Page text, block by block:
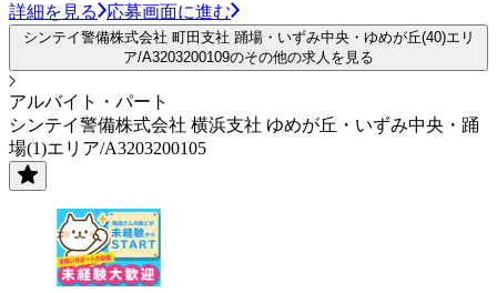
詳細を見る 応募画面に進む
シンテイ警備株式会社 町田支社 踊場・いずみ中央・ゆめが丘(40)エリ
ア/A3203200109のその他の求人を見る
アルバイト・パート
シンテイ警備株式会社 横浜支社 ゆめが丘・いずみ中央・踊
場(1)エリア/A3203200105